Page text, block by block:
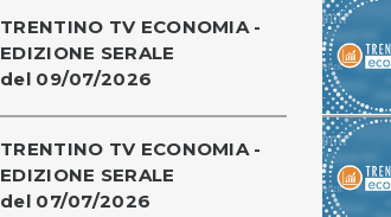
TRENTINO TV ECONOMIA -
EDIZIONE SERALE
del 09/07/2026
TRENTINO TV ECONOMIA -
EDIZIONE SERALE
del 07/07/2026